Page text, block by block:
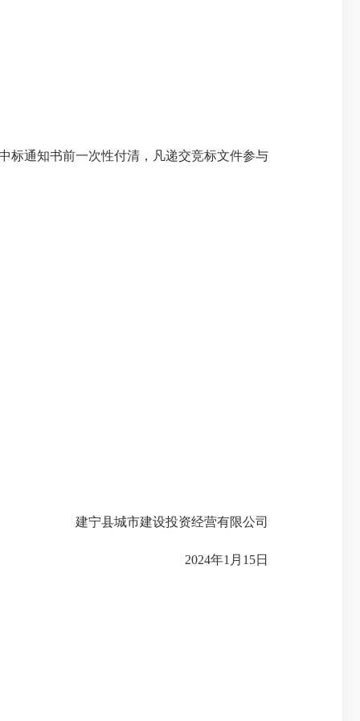
通知书前一次性付清，凡递交竞标文件参与
建宁县城市建设投资经营有限公司
2024年1月15日